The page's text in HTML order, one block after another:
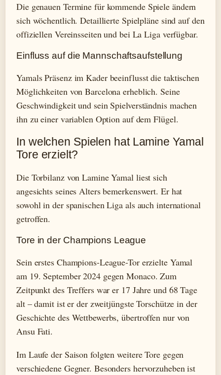
Die genauen Termine für kommende Spiele ändern
sich wöchentlich. Detaillierte Spielpläne sind auf den
offiziellen Vereinsseiten und bei La Liga verfügbar.
Einfluss auf die Mannschaftsaufstellung
Yamals Präsenz im Kader beeinflusst die taktischen
Möglichkeiten von Barcelona erheblich. Seine
Geschwindigkeit und sein Spielverständnis machen
ihn zu einer variablen Option auf dem Flügel.
In welchen Spielen hat Lamine Yamal
Tore erzielt?
Die Torbilanz von Lamine Yamal liest sich
angesichts seines Alters bemerkenswert. Er hat
sowohl in der spanischen Liga als auch international
getroffen.
Tore in der Champions League
Sein erstes Champions-League-Tor erzielte Yamal
am 19. September 2024 gegen Monaco. Zum
Zeitpunkt des Treffers war er 17 Jahre und 68 Tage
alt – damit ist er der zweitjüngste Torschütze in der
Geschichte des Wettbewerbs, übertroffen nur von
Ansu Fati.
Im Laufe der Saison folgten weitere Tore gegen
verschiedene Gegner. Besonders hervorzuheben ist